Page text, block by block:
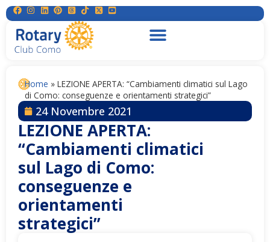
Home »LEZIONE APERTA: “Cambiamenti climatici sul Lago
di Como: conseguenze e orientamenti strategici”
24 Novembre 2021
LEZIONE APERTA:
“Cambiamenti climatici
sul Lago di Como:
conseguenze e
orientamenti
strategici”